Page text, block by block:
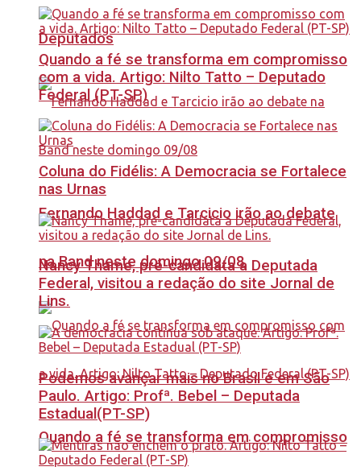
Deputados
Fernando Haddad e Tarcicio irão ao debate
na Band neste domingo 09/08
Quando a fé se transforma em compromisso
Quando a fé se transforma em compromisso
com a vida. Artigo: Nilto Tatto – Deputado
Federal (PT-SP)
Coluna do Fidélis: A Democracia se Fortalece
nas Urnas
Nancy Thame, pré-candidata a Deputada
Federal, visitou a redação do site Jornal de
Lins.
Podemos avançar mais no Brasil e em São
Paulo. Artigo: Profª. Bebel – Deputada
Estadual(PT-SP)